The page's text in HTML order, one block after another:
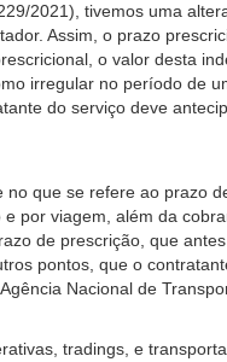
2021), tivemos uma
Assim, o prazo
o valor desta
irregular no período de
do serviço deve
no que se refere ao prazo
por viagem, além da
de prescrição, que
pontos, que o
Nacional de
tradings, e